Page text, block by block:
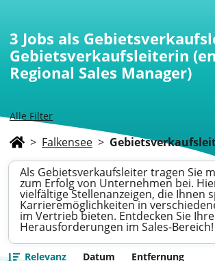
Alle Filter
3 Jobs als
Gebietsverkaufsleiterin
Regional Sales Manager)
> Falkensee >
Als Gebietsverkaufsleiter tragen Sie
zum Erfolg von Unternehmen bei.
vielfältige Stellenanzeigen, die Ihnen
Karrieremöglichkeiten in
im Vertrieb bieten. Entdecken Sie
Herausforderungen im Sales-Bereich!
Relevanz Datum Entfernung